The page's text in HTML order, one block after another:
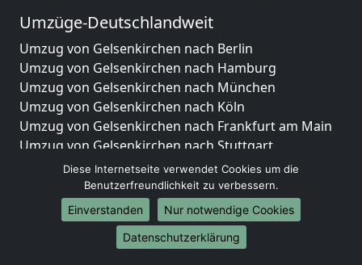
Umzüge-Deutschlandweit
Umzug von Gelsenkirchen nach Berlin
Umzug von Gelsenkirchen nach Hamburg
Umzug von Gelsenkirchen nach München
Umzug von Gelsenkirchen nach Köln
Umzug von Gelsenkirchen nach Frankfurt am Main
Umzug von Gelsenkirchen nach Stuttgart
Umzug von Gelsenkirchen nach Düsseldorf
Umzug von Gelsenkirchen nach Leipzig
Umzug von Gelsenkirchen nach Dortmund
Umzug von Gelsenkirchen nach Essen
Umzug von Gelsenkirchen nach Bremen
Diese Internetseite verwendet Cookies um die
Benutzerfreundlichkeit zu verbessern.
Einverstanden
Nur notwendige Cookies
Datenschutzerklärung